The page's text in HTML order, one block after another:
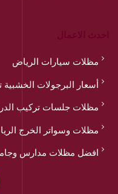
مظلات سيارات الرياض
أسعار البرجولات
مظلات جلسات تركيب
مظلات وسواتر الخرج الرياض
افضل مظلات مدارس